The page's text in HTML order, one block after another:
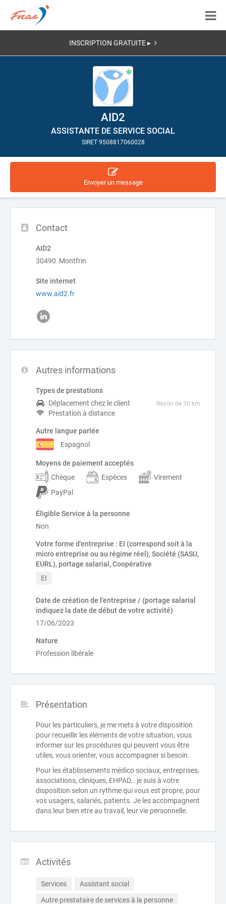
INSCRIPTION GRATUITE ▸
AID2
ASSISTANTE DE SERVICE SOCIAL
SIRET 9508817060028
Envoyer un message
Contact
AID2
30490 Montfrin
Site internet
www.aid2.fr
Autres informations
Types de prestations
Déplacement chez le client
Rayon de 30 km
Prestation à distance
Autre langue parlée
Espagnol
Moyens de paiement acceptés
Chèque
Espèces
Virement
PayPal
Éligible Service à la personne
Non
Votre forme d'entreprise : EI (correspond soit à la
micro entreprise ou au régime réel), Société (SASU,
EURL), portage salarial, Coopérative
EI
Date de création de l'entreprise / (portage salarial
indiquez la date de début de votre activité)
17/06/2023
Nature
Profession libérale
Présentation
Pour les particuliers, je me mets à votre disposition
pour recueillir les éléments de votre situation, vous
informer sur les procédures qui peuvent vous être
utiles, vous orienter, vous accompagner si besoin.
Pour les établissements médico sociaux, entreprises,
associations, cliniques, EHPAD… je suis à votre
disposition selon un rythme qui vous est propre, pour
vos usagers, salariés, patients. Je les accompagnent
dans leur bien etre au travail, leur vie personnelle.
Activités
Services
Assistant social
Autre prestataire de services à la personne